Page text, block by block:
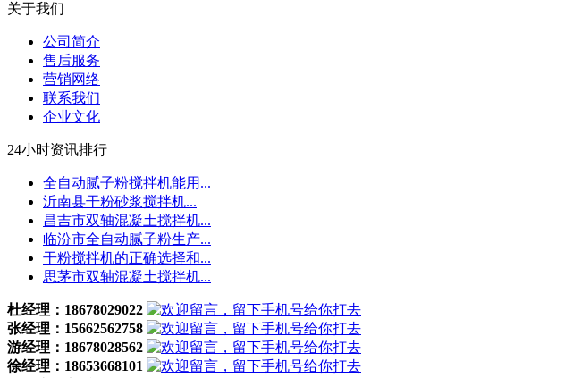
关于我们
公司简介
售后服务
营销网络
联系我们
企业文化
24小时资讯排行
全自动腻子粉搅拌机能用...
沂南县干粉砂浆搅拌机...
昌吉市双轴混凝土搅拌机...
临汾市全自动腻子粉生产...
干粉搅拌机的正确选择和...
思茅市双轴混凝土搅拌机...
杜经理：18678029022
张经理：15662562758
游经理：18678028562
徐经理：18653668101